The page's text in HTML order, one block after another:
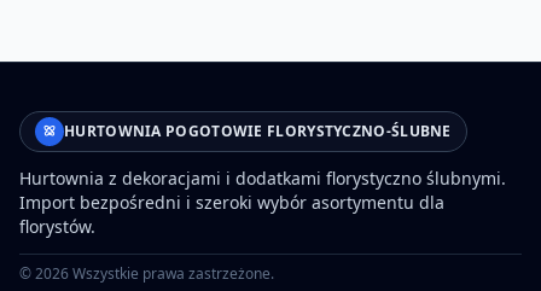
HURTOWNIA POGOTOWIE FLORYSTYCZNO-ŚLUBNE
Hurtownia z dekoracjami i dodatkami florystyczno ślubnymi.
Import bezpośredni i szeroki wybór asortymentu dla
florystów.
©2026Wszystkie prawa zastrzeżone.